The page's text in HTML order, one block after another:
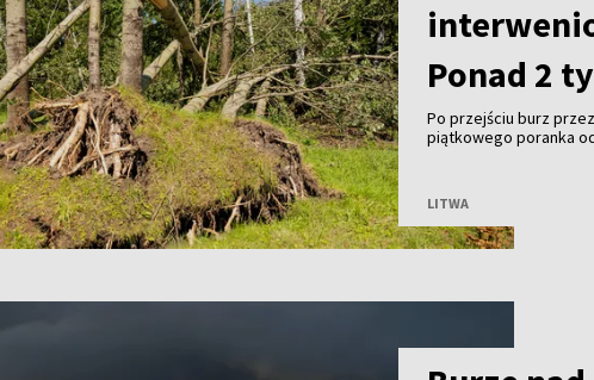
Ponad 2
Po przejściu burz
piątkowego poranka
LITWA